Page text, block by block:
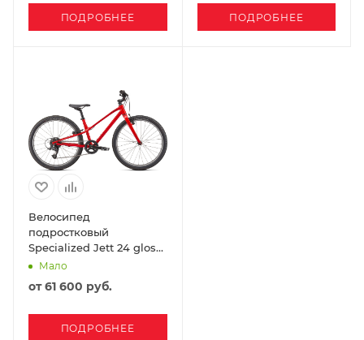
ПОДРОБНЕЕ ПОДРОБНЕЕ
Велосипед
подростковый
Specialized Jett 24 gloss
flo red / black 2022
Мало
от61 600 руб.
ПОДРОБНЕЕ